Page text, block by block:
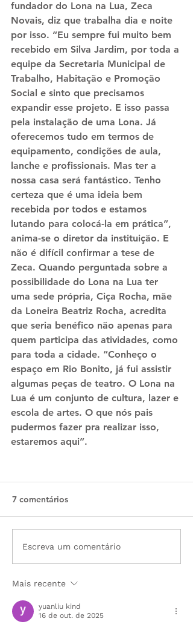
fundador do Lona na Lua, Zeca
Novais, diz que trabalha dia e noite
por isso. “Eu sempre fui muito bem
recebido em Silva Jardim, por toda a
equipe da Secretaria Municipal de
Trabalho, Habitação e Promoção
Social e sinto que precisamos
expandir esse projeto. E isso passa
pela instalação de uma Lona. Já
oferecemos tudo em termos de
equipamento, condições de aula,
lanche e profissionais. Mas ter a
nossa casa será fantástico. Tenho
certeza que é uma ideia bem
recebida por todos e estamos
lutando para colocá-la em prática”,
anima-se o diretor da instituição. E
não é difícil confirmar a tese de
Zeca. Quando perguntada sobre a
possibilidade do Lona na Lua ter
uma sede própria, Ciça Rocha, mãe
da Loneira Beatriz Rocha, acredita
que seria benéfico não apenas para
quem participa das atividades, como
para toda a cidade. “Conheço o
espaço em Rio Bonito, já fui assistir
algumas peças de teatro. O Lona na
Lua é um conjunto de cultura, lazer e
escola de artes. O que nós pais
pudermos fazer pra realizar isso,
estaremos aqui”.
7 comentários
Escreva um comentário
Mais recente
yuanliu kind
16 de out. de 2025